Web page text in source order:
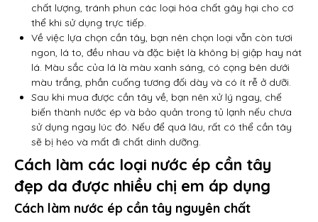
chất lượng, tránh phun các loại hóa chất gây hại cho cơ
thể khi sử dụng trực tiếp.
Về việc lựa chọn cần tây, bạn nên chọn loại vẫn còn tươi
ngon, lá to, đều nhau và đặc biệt là không bị giập hay nát
lá. Màu sắc của lá là màu xanh sáng, có cọng bên dưới
màu trắng, phần cuống tương đối dày và có ít rễ ở dưỡi.
Sau khi mua được cần tây về, bạn nên xử lý ngay, chế
biến thành nước ép và bảo quản trong tủ lạnh nếu chưa
sử dụng ngay lúc đó. Nếu để quá lâu, rất có thể cần tây
sẽ bị héo và mất đi chất dinh dưỡng.
Cách làm các loại nước ép cần tây
đẹp da được nhiều chị em áp dụng
Cách làm nước ép cần tây nguyên chất